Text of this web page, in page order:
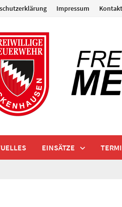
Impressum Kontakt
EINSÄTZE